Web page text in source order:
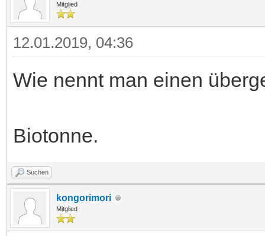
Mitglied
12.01.2019, 04:36
Wie nennt man einen
Biotonne.
Suchen
kongorimori
Mitglied